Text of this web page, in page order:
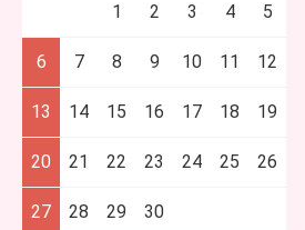
1 2 3 4 5
6 7 8 9 10 11 12
13 14 15 16 17 18 19
20 21 22 23 24 25 26
27 28 29 30